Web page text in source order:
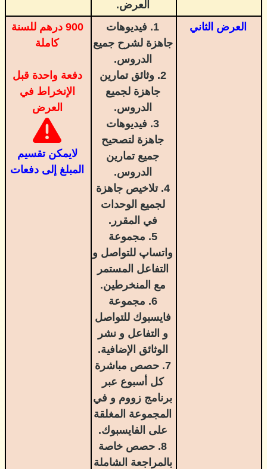
العرض.
العرض الثاني
1. فيديوهات
جاهزة لشرح جميع
الدروس.
2. وثائق تمارين
جاهزة لجميع
الدروس.
3. فيديوهات
جاهزة لتصحيح
جميع تمارين
الدروس.
4. تلاخيص جاهزة
لجميع الوحدات
في المقرر.
5. مجموعة
واتساپ للتواصل و
التفاعل المستمر
مع المنخرطين.
6. مجموعة
فايسبوك للتواصل
و التفاعل و نشر
الوثائق الإضافية.
7. حصص مباشرة
كل أسبوع عبر
برنامج زووم و في
المجموعة المغلقة
على الفايسبوك.
8. حصص خاصة
بالمراجعة الشاملة
900 درهم للسنة
كاملة
دفعة واحدة قبل
الإنخراط في
العرض
لايمكن تقسيم
المبلغ إلى دفعات